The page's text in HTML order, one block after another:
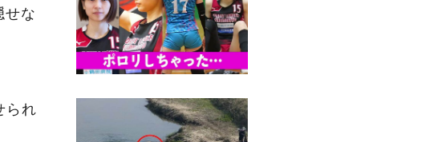
せな
られ